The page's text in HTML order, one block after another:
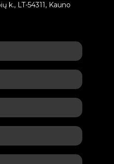
k., LT-54311, Kauno